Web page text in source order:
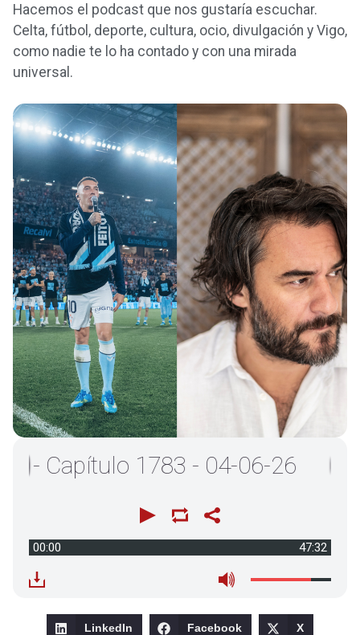
Hacemos el podcast que nos gustaría escuchar.
Celta, fútbol, deporte, cultura, ocio, divulgación y Vigo,
como nadie te lo ha contado y con una mirada
universal.
1783 - 04-06-26
00:00 47:32
LinkedIn Facebook X